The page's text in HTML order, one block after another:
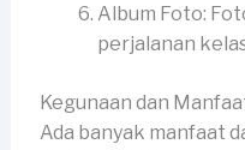
Album Foto:
perjalanan
Kegunaan dan
Ada banyak manfaat